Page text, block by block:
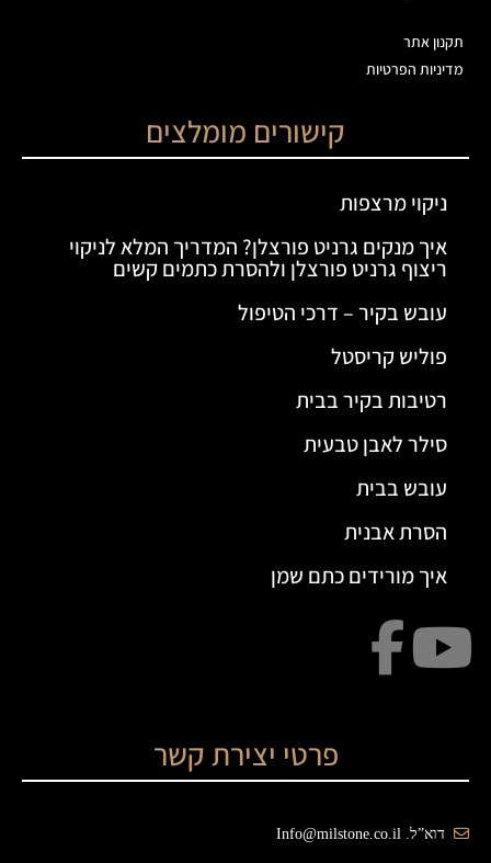
תקנון אתר
מדיניות הפרטיות
קישורים מומלצים
ניקוי מרצפות
איך מנקים גרניט פורצלן? המדריך המלא לניקוי
ריצוף גרניט פורצלן ולהסרת כתמים קשים
עובש בקיר – דרכי הטיפול
פוליש קריסטל
רטיבות בקיר בבית
סילר לאבן טבעית
עובש בבית
הסרת אבנית
איך מורידים כתם שמן
פרטי יצירת קשר
דוא”ל. Info@milstone.co.il